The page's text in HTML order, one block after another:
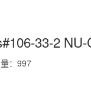
33-2
： 997